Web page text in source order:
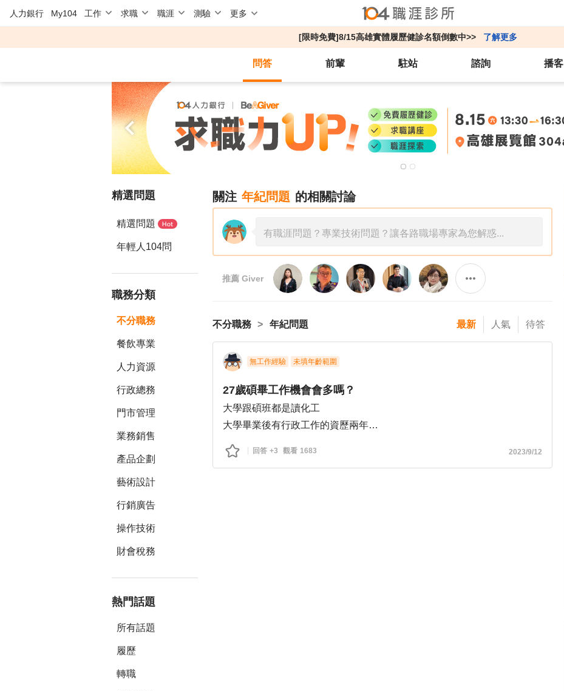
人力銀行 My104 工作 求職 職涯 測驗 更多
[限時免費]8/15高雄實體履歷健診名額倒數中>> 了解更多
問答 前輩 駐站 諮詢 播客
精選問題
精選問題
年輕人104問
職務分類
不分職務
餐飲專業
人力資源
行政總務
門市管理
業務銷售
產品企劃
藝術設計
行銷廣告
操作技術
財會稅務
熱門話題
所有話題
履歷
轉職
關注 年紀問題 的相關討論
推薦 Giver
不分職務 年紀問題 最新 人氣 待答
無工作經驗 未填年齡範圍
27歲碩畢工作機會會多嗎？
大學跟碩班都是讀化工
大學畢業後有行政工作的資歷兩年
後來想做回本科系的工作
所以回去讀碩班 也順利畢業了
回答 +3 觀看 1683 2023/9/12